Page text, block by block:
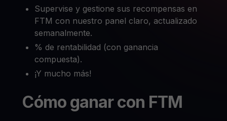
Supervise y gestione sus recompensas en
FTM con nuestro panel claro, actualizado
semanalmente.
% de rentabilidad (con ganancia
compuesta).
¡Y mucho más!
Cómo ganar con FTM